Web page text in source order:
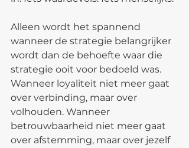
Alleen wordt het spannend
wanneer de strategie belangrijker
wordt dan de behoefte waar die
strategie ooit voor bedoeld was.
Wanneer loyaliteit niet meer gaat
over verbinding, maar over
volhouden. Wanneer
betrouwbaarheid niet meer gaat
over afstemming, maar over jezelf